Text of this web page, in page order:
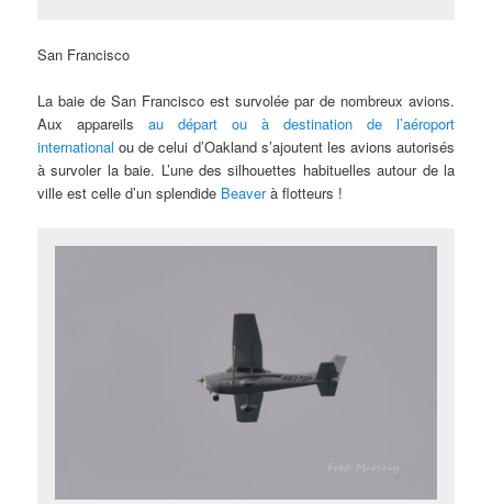
San Francisco
La baie de San Francisco est survolée par de nombreux avions.
Aux appareilsau départ ou à destination de l’aéroport
international ou de celui d’Oakland s’ajoutent les avions autorisés
à survoler la baie. L’une des silhouettes habituelles autour de la
ville est celle d’un splendide Beaverà flotteurs !